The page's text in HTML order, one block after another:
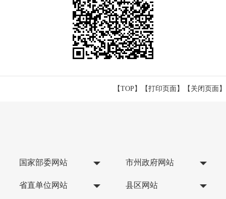
【TOP】 【打印页面】【 关闭页面】
国家部委网站 市州政府网站
省直单位网站 县区网站